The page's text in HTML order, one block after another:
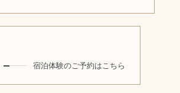
宿泊体験のご予約はこちら